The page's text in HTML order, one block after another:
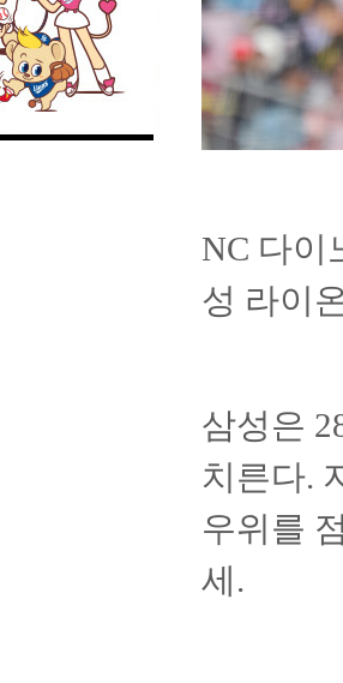
NC 다이
성 라이
삼성은
치른다.
우위를
세.